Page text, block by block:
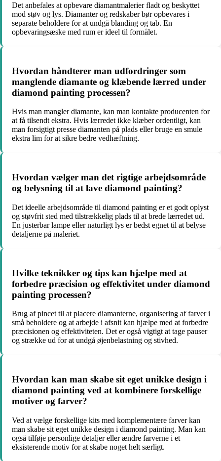
Det anbefales at opbevare diamantmalerier fladt og beskyttet
mod støv og lys. Diamanter og redskaber bør opbevares i
separate beholdere for at undgå blanding og tab. En
opbevaringsæske med rum er ideel til formålet.
Hvordan håndterer man udfordringer som
manglende diamante og klæbende lærred under
diamond painting processen?
Hvis man mangler diamante, kan man kontakte producenten for
at få tilsendt ekstra. Hvis lærredet ikke klæber ordentligt, kan
man forsigtigt presse diamanten på plads eller bruge en smule
ekstra lim for at sikre bedre vedhæftning.
Hvordan vælger man det rigtige arbejdsområde
og belysning til at lave diamond painting?
Det ideelle arbejdsområde til diamond painting er et godt oplyst
og støvfrit sted med tilstrækkelig plads til at brede lærredet ud.
En justerbar lampe eller naturligt lys er bedst egnet til at belyse
detaljerne på maleriet.
Hvilke teknikker og tips kan hjælpe med at
forbedre præcision og effektivitet under diamond
painting processen?
Brug af pincet til at placere diamanterne, organisering af farver i
små beholdere og at arbejde i afsnit kan hjælpe med at forbedre
præcisionen og effektiviteten. Det er også vigtigt at tage pauser
og strække ud for at undgå øjenbelastning og stivhed.
Hvordan kan man skabe sit eget unikke design i
diamond painting ved at kombinere forskellige
motiver og farver?
Ved at vælge forskellige kits med komplementære farver kan
man skabe sit eget unikke design i diamond painting. Man kan
også tilføje personlige detaljer eller ændre farverne i et
eksisterende motiv for at skabe noget helt særligt.